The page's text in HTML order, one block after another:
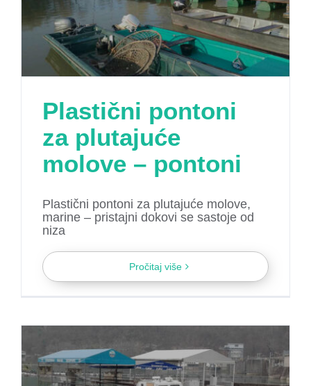
Plastični pontoni
za plutajuće
molove – pontoni
Plastični pontoni za plutajuće molove,
marine – pristajni dokovi se sastoje od
niza
Pročitaj više